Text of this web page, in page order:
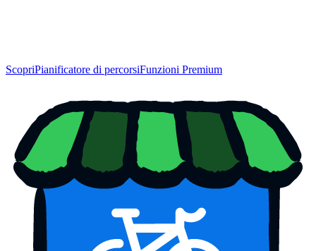
ScopriPianificatore di percorsiFunzioni Premium